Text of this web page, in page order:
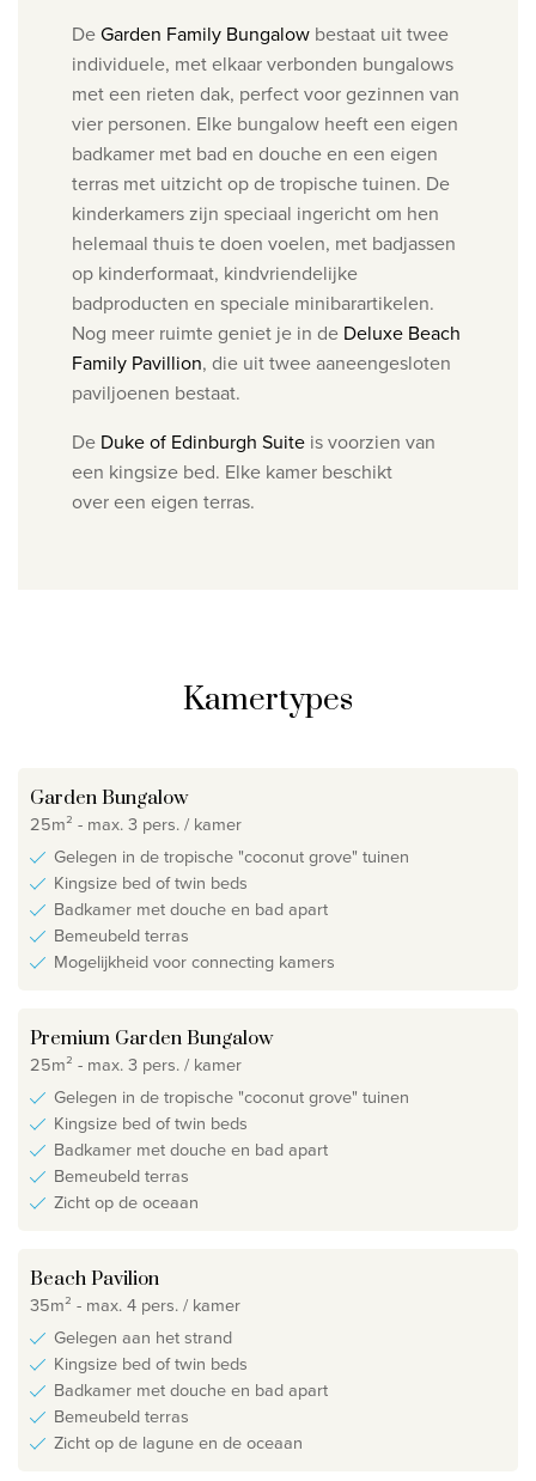
DeGarden Family Bungalow bestaat uit twee
individuele, met elkaar verbonden bungalows
met een rieten dak, perfect voor gezinnen van
vier personen. Elke bungalow heeft een eigen
badkamer met bad en douche en een eigen
terras met uitzicht op de tropische tuinen. De
kinderkamers zijn speciaal ingericht om hen
helemaal thuis te doen voelen, met badjassen
op kinderformaat, kindvriendelijke
badproducten en speciale minibarartikelen.
Nog meer ruimte geniet je in de Deluxe Beach
Family Pavillion, die uit twee aaneengesloten
paviljoenen bestaat.
De Duke of Edinburgh Suite is voorzien van
een kingsize bed. Elke kamer beschikt
overeen eigen terras.
Kamertypes
Garden Bungalow
25m² - max. 3 pers. / kamer
Gelegen in de tropische "coconut grove" tuinen
Kingsize bed of twin beds
Badkamer met douche en bad apart
Bemeubeld terras
Mogelijkheid voor connecting kamers
Premium Garden Bungalow
25m² - max. 3 pers. / kamer
Gelegen in de tropische "coconut grove" tuinen
Kingsize bed of twin beds
Badkamer met douche en bad apart
Bemeubeld terras
Zicht op de oceaan
Beach Pavilion
35m² - max. 4 pers. / kamer
Gelegen aan het strand
Kingsize bed of twin beds
Badkamer met douche en bad apart
Bemeubeld terras
Zicht op de lagune en de oceaan